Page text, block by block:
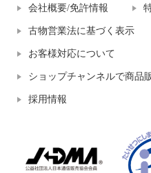
会社概要/免許情報
古物営業法に基づく表示
お客様対応について
ショップチャンネルで商品
採用情報